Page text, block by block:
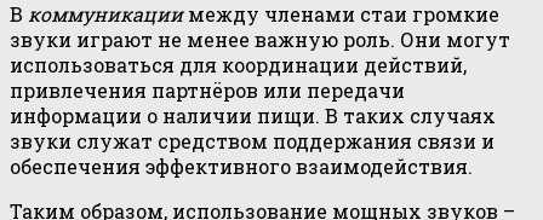
В коммуникациимежду членами стаи громкие
звуки играют не менее важную роль. Они могут
использоваться для координации действий,
привлечения партнёров или передачи
информации о наличии пищи. В таких случаях
звуки служат средством поддержания связи и
обеспечения эффективного взаимодействия.
Таким образом, использование мощных звуков –